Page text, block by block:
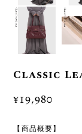
Classic
¥19,980
【商品概要】